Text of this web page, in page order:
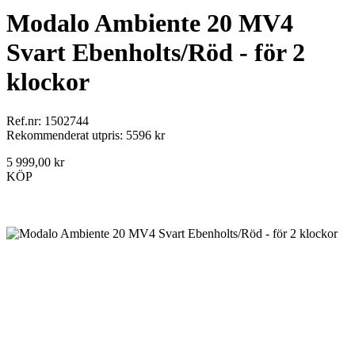
Modalo Ambiente 20 MV4
Svart Ebenholts/Röd - för 2
klockor
Ref.nr: 1502744
Rekommenderat utpris: 5596 kr
5 999,00 kr
KÖP